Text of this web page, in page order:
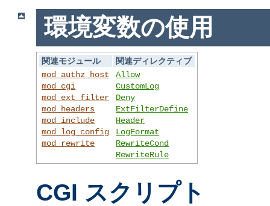
環境変数の使用
関連モジュール
関連ディレクティブ
mod_authz_host
mod_cgi
mod_ext_filter
mod_headers
mod_include
mod_log_config
mod_rewrite
Allow
CustomLog
Deny
ExtFilterDefine
Header
LogFormat
RewriteCond
RewriteRule
CGI スクリプト